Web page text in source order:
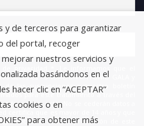
datos es FUNDACIÓN ANTONIO GALA y
las suscripciones a nuestro boletín
para este tratamiento a través del
en este acto. No se cederán datos a
certifica que es mayor de 14 años y que
necesaria para la prestación de este
y de terceros para garantizar
del portal, recoger
nuestros servicios y
basándonos en el
hacer clic en “ACEPTAR”
cookies o en
para obtener más